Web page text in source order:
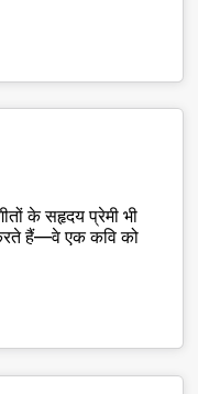
के सहृदय प्रेमी भी
हैं—वे एक कवि को